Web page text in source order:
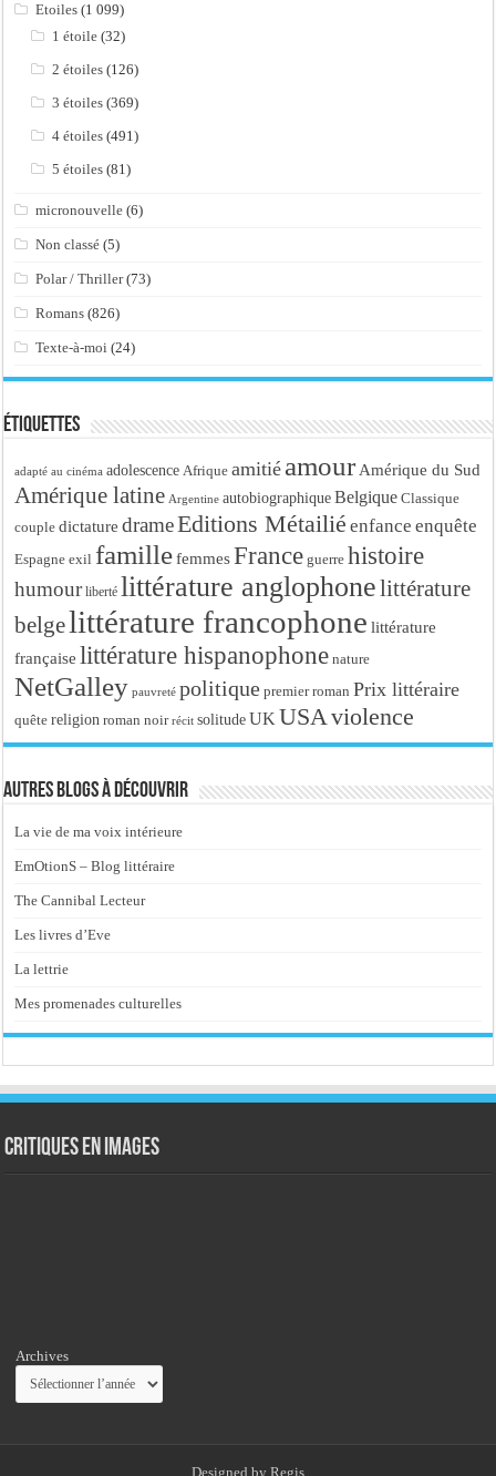
Etoiles (1 099)
1 étoile (32)
2 étoiles (126)
3 étoiles (369)
4 étoiles (491)
5 étoiles (81)
micronouvelle (6)
Non classé (5)
Polar / Thriller(73)
Romans (826)
Texte-à-moi (24)
Étiquettes
adapté au cinéma adolescence Afrique amitié amour Amérique du Sud
Amérique latine Argentine autobiographique Belgique Classique
couple dictature drameEditions Métailié enfance enquête
Espagne exil famille femmes France guerre histoire
humour liberté littérature anglophonelittérature
belgelittérature francophone littérature
française littérature hispanophone nature
NetGalley pauvreté politique premier roman Prix littéraire
quête religion roman noir récit solitude UK USAviolence
Autres blogs à découvrir
La vie de ma voix intérieure
EmOtionS – Blog littéraire
The Cannibal Lecteur
Les livres d’Eve
La lettrie
Mes promenades culturelles
Critiques en images
Archives
Designed by Regis